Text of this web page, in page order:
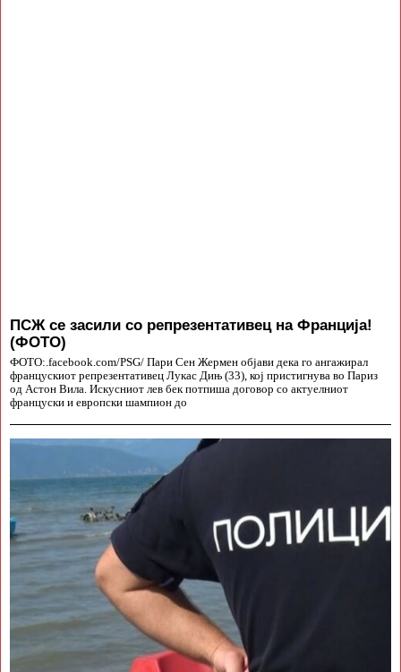
ПСЖ се засили со репрезентативец на Франција!
(ФОТО)
ФОТО:.facebook.com/PSG/ Пари Сен Жермен објави дека го ангажирал
францускиот репрезентативец Лукас Дињ (33), кој пристигнува во Париз
од Астон Вила. Искусниот лев бек потпиша договор со актуелниот
француски и европски шампион до